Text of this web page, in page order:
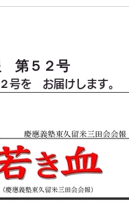
第５２号
号を　お届けします。